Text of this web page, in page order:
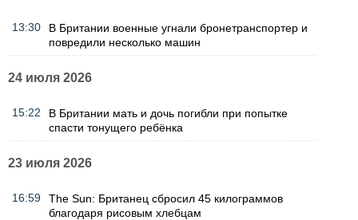
13:30
В Британии военные угнали бронетранспортер и
повредили несколько машин
24 июля 2026
15:22
В Британии мать и дочь погибли при попытке
спасти тонущего ребёнка
23 июля 2026
16:59
The Sun: Британец сбросил 45 килограммов
благодаря рисовым хлебцам